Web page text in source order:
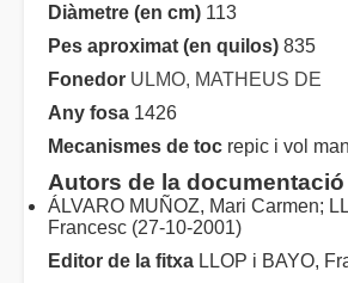
Diàmetre (en cm) 113
Pes aproximat (en quilos) 835
Fonedor ULMO, MATHEUS DE
Any fosa 1426
Mecanismes de toc repic i vol
Autors de la documentació
ÁLVARO MUÑOZ, Mari Carmen;
Francesc (27-10-2001)
Editor de la fitxa LLOP i BAYO,